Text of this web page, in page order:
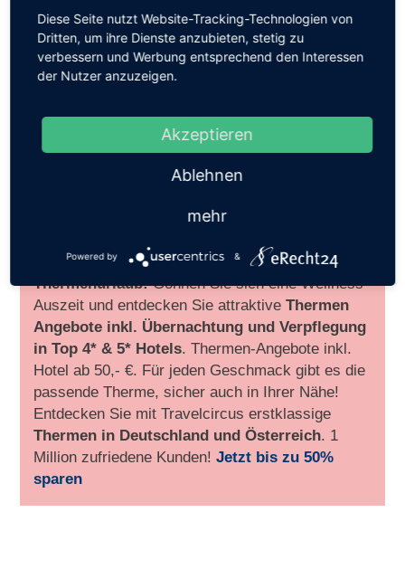
Thermenurlaub:Gönnen Sie sich eine Wellness-
Auszeit und entdecken Sie attraktiveThermen
Angebote inkl. Übernachtung und Verpflegung
in Top 4* & 5* Hotels. Thermen-Angebote inkl.
Hotel ab 50,- €. Für jeden Geschmack gibt es die
passende Therme, sicher auch in Ihrer Nähe!
Entdecken Sie mit Travelcircus erstklassige
Thermen in Deutschland und Österreich. 1
Million zufriedene Kunden!Jetzt bis zu 50%
sparen
Diese Seite nutzt Website-Tracking-Technologien von
Dritten, um ihre Dienste anzubieten, stetig zu
verbessern und Werbung entsprechend den Interessen
der Nutzer anzuzeigen.
Akzeptieren
Ablehnen
mehr
Powered by &